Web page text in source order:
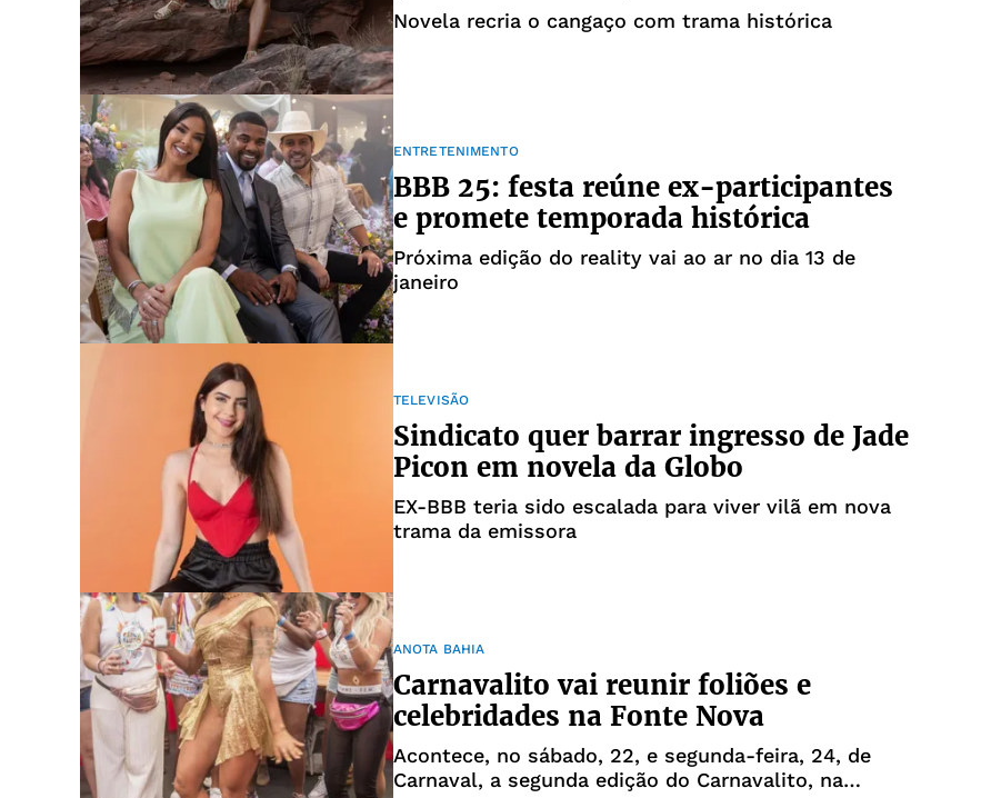
Novela recria o cangaço com trama histórica
ENTRETENIMENTO
BBB 25: festa reúne ex-participantes
e promete temporada histórica
Próxima edição do reality vai ao ar no dia 13 de
janeiro
TELEVISÃO
Sindicato quer barrar ingresso de Jade
Picon em novela da Globo
EX-BBB teria sido escalada para viver vilã em nova
trama da emissora
ANOTA BAHIA
Carnavalito vai reunir foliões e
celebridades na Fonte Nova
Acontece, no sábado, 22, e segunda-feira, 24, de
Carnaval, a segunda edição do Carnavalito, na